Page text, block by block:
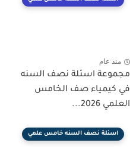
منذ عام
مجموعة اسئلة نصف السنه
في كيمياء صف الخامس
العلمي 2026...
اسئلة نصف السنه خامس علمي